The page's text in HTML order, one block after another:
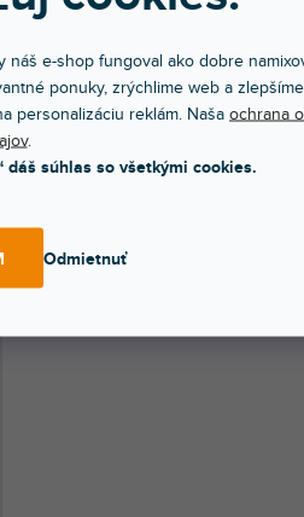
e-shop fungoval ako dobre
ponuky, zrýchlime web a
personalizáciu reklám. Naša ochrana
.
dáš súhlas so všetkými cookies.
Odmietnuť
🔥 SEZÓNNY VÝPREDAJ
Skladom na predajni( 1 ks)
B-stock (rozbalený tovar) - plne funkčný
výrobok s kompletným príslušenstvom....